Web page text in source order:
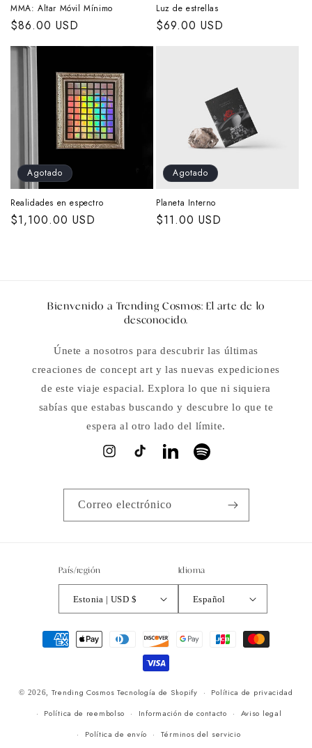
MMA: Altar Móvil Mínimo
Precio
habitual
$86.00 USD
Luz de estrellas
Precio
$69.00 USD
Agotado
Realidades en espectro
Precio
$1,100.00 USD
Agotado
Planeta Interno
Precio
$11.00 USD
Bienvenido a Trending Cosmos: El arte de lo
desconocido.
Únete a nosotros para descubrir las últimas
creaciones de concept art y las nuevas expediciones
de este viaje espacial. Explora lo que ni siquiera
sabías que estabas buscando y descubre lo que te
espera al otro lado del límite.
InstagramTikTok LinkedInSpotify
Correo electrónico
País/región
Estonia | USD $
Idioma
Español
Formas
© 2026, Trending Cosmos Tecnología de Shopify
Política de privacidad
Política de reembolso
Información de contacto
Aviso legal
Política de envío
Términos del servicio